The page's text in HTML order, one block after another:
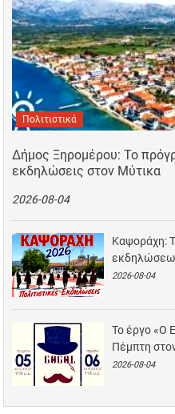
Πολιτιστικά
Δήμος Ξηρομέρου: Το
εκδηλώσεις στον Μύτικα
2026-08-04
Καψοράχη:
2026-08-04
Το έργο «Ο
Πέμπτη
2026-08-04